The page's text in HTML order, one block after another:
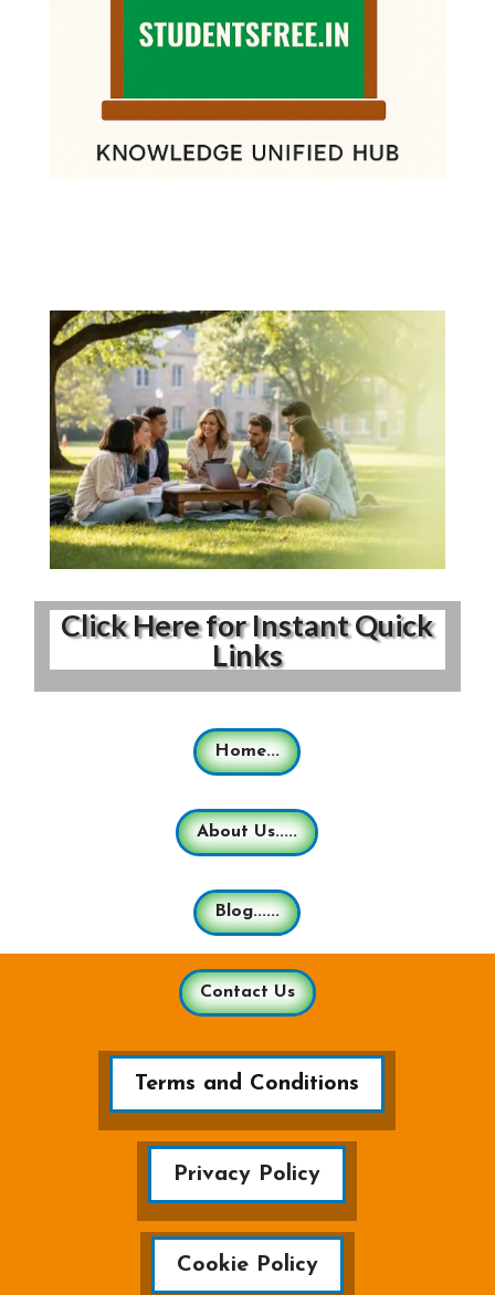
Click Here for Instant Quick
Links
Home...
About Us.....
Blog......
Contact Us
Terms and Conditions
Privacy Policy
Cookie Policy